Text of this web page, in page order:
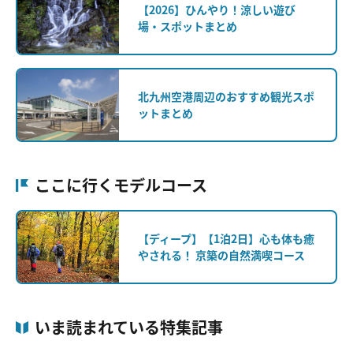
【2026】ひんやり！涼しい遊び
場・スポットまとめ
北九州空港周辺のおすすめ観光スポ
ットまとめ
ここに行くモデルコース
【ディープ】【1泊2日】心も体も癒
やされる！ 京築の自然満喫コース
いま読まれている特集記事